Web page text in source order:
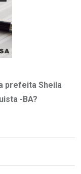
prefeita Sheila
-BA?